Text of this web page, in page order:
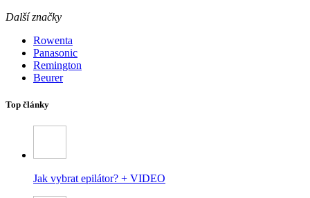
Další značky
Rowenta
Panasonic
Remington
Beurer
Top články
Jak vybrat epilátor? + VIDEO